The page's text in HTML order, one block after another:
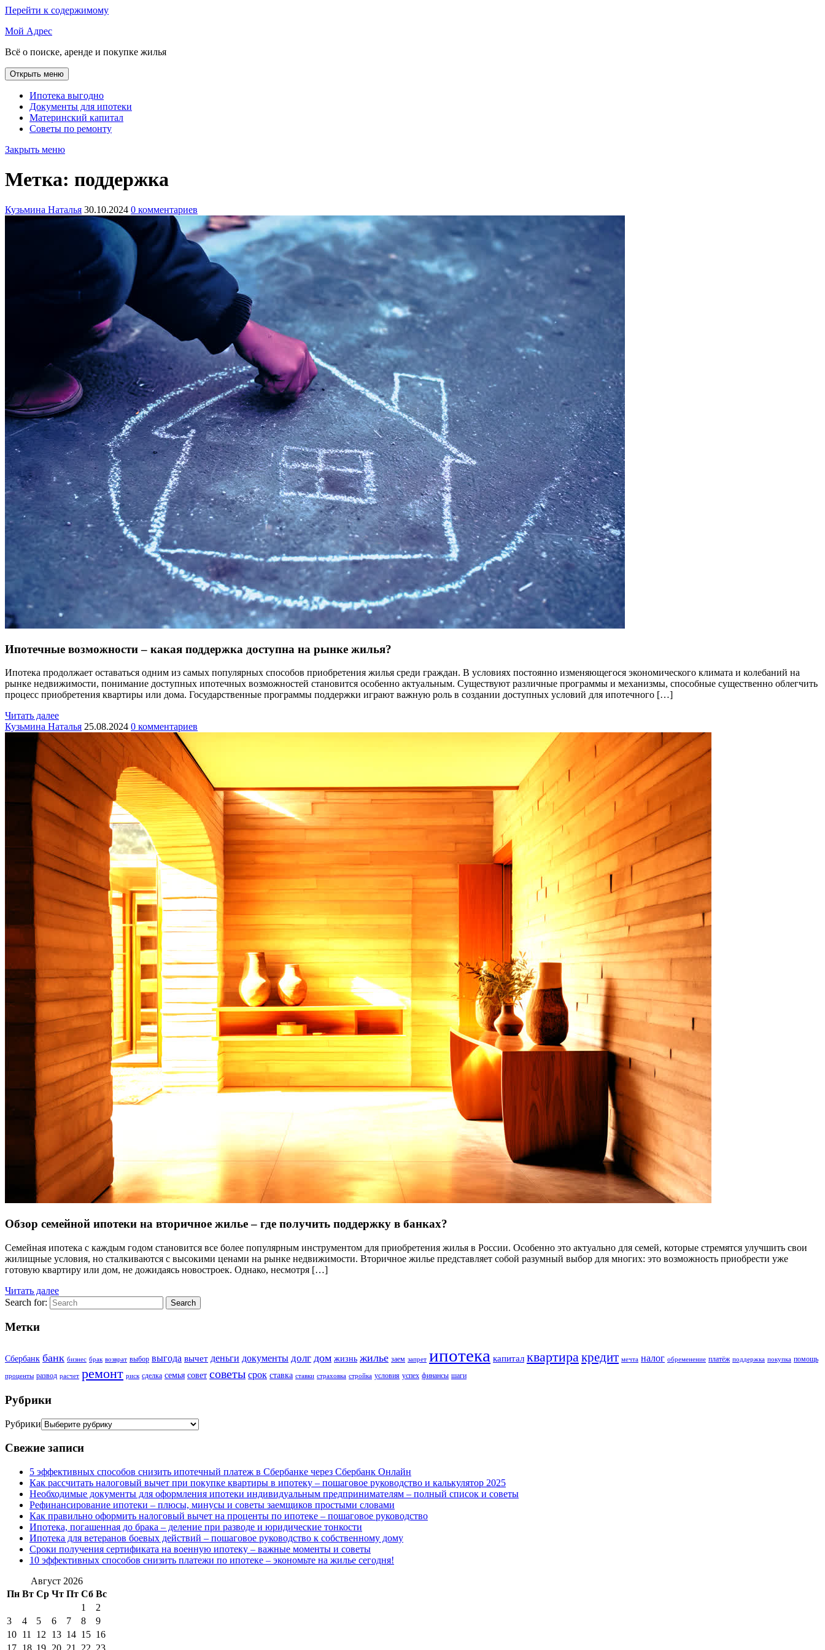
Перейти к содержимому
Мой Адрес
Всё о поиске, аренде и покупке жилья
Открыть меню
Ипотека выгодно
Документы для ипотеки
Материнский капитал
Советы по ремонту
Закрыть меню
Метка: поддержка
Кузьмина Наталья 30.10.2024 0 комментариев
Ипотечные возможности – какая поддержка доступна на рынке жилья?
Ипотека продолжает оставаться одним из самых популярных способов приобретения жилья среди граждан. В условиях постоянно изменяющегося экономического климата и колебаний на
рынке недвижимости, понимание доступных ипотечных возможностей становится особенно актуальным. Существуют различные программы и механизмы, способные существенно облегчить
процесс приобретения квартиры или дома. Государственные программы поддержки играют важную роль в создании доступных условий для ипотечного […]
Читать далее
Кузьмина Наталья 25.08.2024 0 комментариев
Обзор семейной ипотеки на вторичное жилье – где получить поддержку в банках?
Семейная ипотека с каждым годом становится все более популярным инструментом для приобретения жилья в России. Особенно это актуально для семей, которые стремятся улучшить свои
жилищные условия, но сталкиваются с высокими ценами на рынке недвижимости. Вторичное жилье представляет собой разумный выбор для многих: это возможность приобрести уже
готовую квартиру или дом, не дожидаясь новостроек. Однако, несмотря […]
Читать далее
Search for:
Search
Метки
Сбербанк банк бизнес брак возврат выбор выгода вычет деньги документы долг дом жизнь жилье заем запрет ипотека капитал квартиракредит мечта налог обременение платёж поддержка покупка помощь
проценты развод расчет ремонт риск сделка семья совет советы срок ставка ставки страховка стройка условия успех финансы шаги
Рубрики
Рубрики
Свежие записи
5 эффективных способов снизить ипотечный платеж в Сбербанке через Сбербанк Онлайн
Как рассчитать налоговый вычет при покупке квартиры в ипотеку – пошаговое руководство и калькулятор 2025
Необходимые документы для оформления ипотеки индивидуальным предпринимателям – полный список и советы
Рефинансирование ипотеки – плюсы, минусы и советы заемщиков простыми словами
Как правильно оформить налоговый вычет на проценты по ипотеке – пошаговое руководство
Ипотека, погашенная до брака – деление при разводе и юридические тонкости
Ипотека для ветеранов боевых действий – пошаговое руководство к собственному дому
Сроки получения сертификата на военную ипотеку – важные моменты и советы
10 эффективных способов снизить платежи по ипотеке – экономьте на жилье сегодня!
Август 2026
Пн Вт Ср Чт Пт Сб Вс
1
2
3
4 5 6 7 8
9
10 11 12 13 14 15 16
17 18 19 20 21 22 23